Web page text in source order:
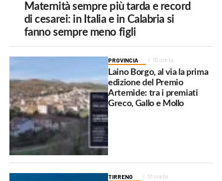
Maternità sempre più tarda e record
di cesarei: in Italia e in Calabria si
fanno sempre meno figli
PROVINCIA 10 ore fa
Laino Borgo, al via la prima
edizione del Premio
Artemide: tra i premiati
Greco, Gallo e Mollo
TIRRENO 10 ore fa